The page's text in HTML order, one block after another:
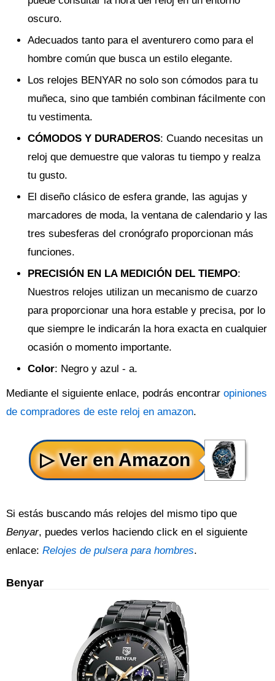
oscuro.
Adecuados tanto para el aventurero como para el
hombre común que busca un estilo elegante.
Los relojes BENYAR no solo son cómodos para tu
muñeca, sino que también combinan fácilmente con
tu vestimenta.
CÓMODOS Y DURADEROS: Cuando necesitas un
reloj que demuestre que valoras tu tiempo y realza
tu gusto.
El diseño clásico de esfera grande, las agujas y
marcadores de moda, la ventana de calendario y las
tres subesferas del cronógrafo proporcionan más
funciones.
PRECISIÓN EN LA MEDICIÓN DEL TIEMPO:
Nuestros relojes utilizan un mecanismo de cuarzo
para proporcionar una hora estable y precisa, por lo
que siempre le indicarán la hora exacta en cualquier
ocasión o momento importante.
Color: Negro y azul - a.
Mediante el siguiente enlace, podrás encontrar opiniones
de compradores de este reloj en amazon.
Si estás buscando más relojes del mismo tipo que
Benyar, puedes verlos haciendo click en el siguiente
enlace: Relojes de pulsera para hombres.
Benyar